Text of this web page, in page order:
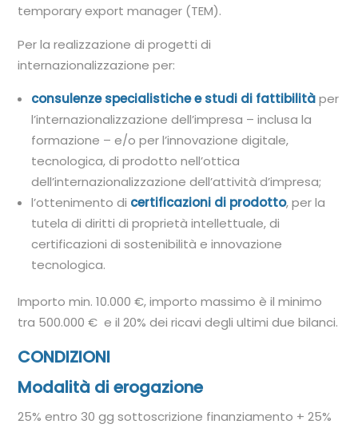
temporary export manager (TEM).
Per la realizzazione di progetti di
internazionalizzazione per:
consulenze specialistiche e studi di fattibilitàper
l’internazionalizzazione dell’impresa – inclusa la
formazione – e/o per l’innovazione digitale,
tecnologica, di prodotto nell’ottica
dell’internazionalizzazione dell’attività d’impresa;
l’ottenimento di certificazioni di prodotto, per la
tutela di diritti di proprietà intellettuale, di
certificazioni di sostenibilità e innovazione
tecnologica.
Importo min. 10.000 €, importo massimo è il minimo
tra 500.000 € e il 20% dei ricavi degli ultimi due bilanci.
CONDIZIONI
Modalità di erogazione
25% entro 30 gg sottoscrizione finanziamento + 25%